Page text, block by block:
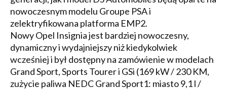
nowoczesnym modelu Groupe PSA i
zelektryfikowana platforma EMP2.
Nowy Opel Insignia jest bardziej nowoczesny,
dynamiczny i wydajniejszy niż kiedykolwiek
wcześniej i był dostępny na zamówienie w modelach
Grand Sport, Sports Tourer i GSi (169 kW / 230 KM,
zużycie paliwa NEDC Grand Sport1: miasto 9,1 l /